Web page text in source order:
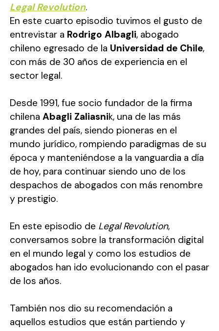
Legal Revolution.
En este cuarto episodio tuvimos el gusto de
entrevistar a Rodrigo Albagli, abogado
chileno egresado de la Universidad de Chile,
con más de 30 años de experiencia en el
sector legal.
Desde 1991, fue socio fundador de la firma
chilena Abagli Zaliasnik, una de las más
grandes del país, siendo pioneras en el
mundo jurídico, rompiendo paradigmas de su
época y manteniéndose a la vanguardia a día
de hoy, para continuar siendo uno de los
despachos de abogados con más renombre
y prestigio.
En este episodio de Legal Revolution,
conversamos sobre la transformación digital
en el mundo legal y como los estudios de
abogados han ido evolucionando con el pasar
de los años.
También nos dio su recomendación a
aquellos estudios que están partiendo y